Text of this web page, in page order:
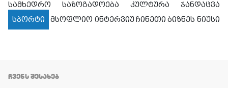
სამხედრო
საზოგადოება კულტურა
ჯანდაცვა
სპორტი
მსოფლიო ინტერვიუ ჩინეთი ბიზნეს ნიუსი
ᲩᲕᲔᲜᲡ ᲨᲔᲡᲐᲮᲔᲑ